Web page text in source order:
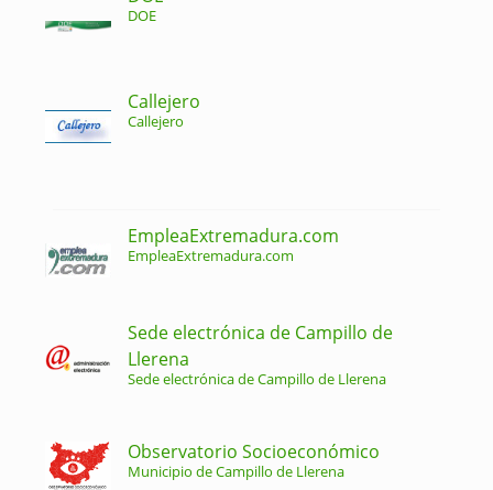
DOE
Callejero
Callejero
EmpleaExtremadura.com
EmpleaExtremadura.com
Sede electrónica de Campillo de
Llerena
Sede electrónica de Campillo de Llerena
Observatorio Socioeconómico
Municipio de Campillo de Llerena